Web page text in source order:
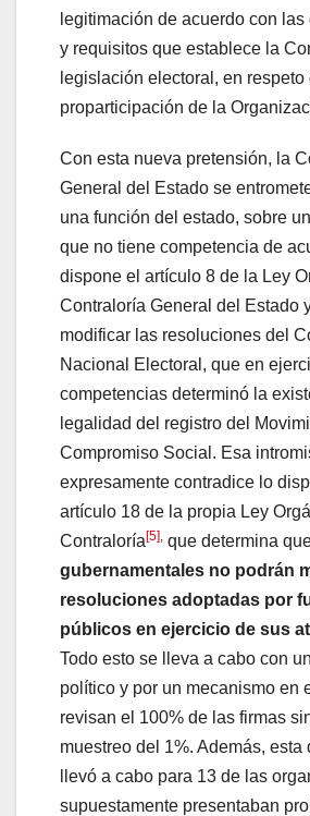
legitimación de acuerdo con
y requisitos que establece la
legislación electoral, en
proparticipación de la
Con esta nueva pretensión, la
General del Estado se
una función del estado, sobre
que no tiene competencia de
dispone el artículo 8 de la Ley
Contraloría General del Estado
modificar las resoluciones del
Nacional Electoral, que en
competencias determinó la
legalidad del registro del
Compromiso Social. Esa
expresamente contradice lo
artículo 18 de la propia Ley
Contraloría[5] que determina
gubernamentales no podrán
resoluciones adoptadas por
públicos en ejercicio de sus
Todo esto se lleva a cabo con
político y por un mecanismo en
revisan el 100% de las firmas
muestreo del 1%. Además, esta
llevó a cabo para 13 de las
supuestamente presentaban